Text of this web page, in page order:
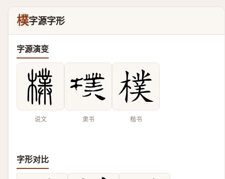
樸字源字形
字源演变
说文 隶书 楷书
字形对比